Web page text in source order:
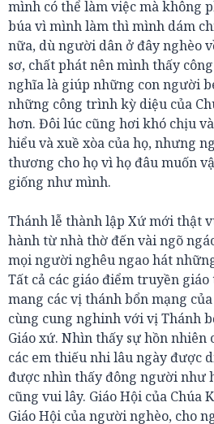
mình có thể làm việc mà không
búa vì mình làm thì mình dám
nữa, dù người dân ở đây nghèo
sơ, chất phát nên mình thấy
nghĩa là giúp những con người
những công trình kỳ diệu của
hơn. Đôi lúc cũng hơi khó chịu
hiểu và xuề xòa của họ, nhưng
thương cho họ vì họ đâu muốn
giống như mình.
Thánh lễ thành lập Xứ mới thật
hành từ nhà thờ đến vài ngõ
mọi người nghêu ngao hát
Tất cả các giáo điểm truyền giáo
mang các vị thánh bổn mạng
cùng cung nghinh với vị Thánh
Giáo xứ. Nhìn thấy sự hồn nhiên
các em thiếu nhi lâu ngày được
được nhìn thấy đông người như
cũng vui lây. Giáo Hội của Chúa
Giáo Hội của người nghèo, cho